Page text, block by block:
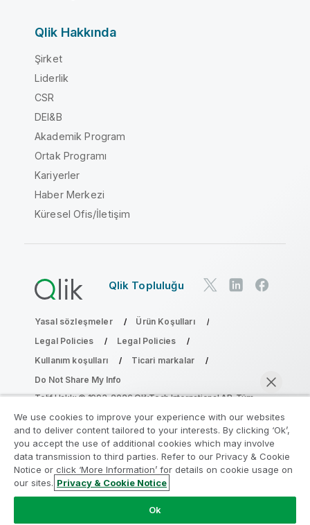
Şimdi sohbet et
Qlik Hakkında
Şirket
Liderlik
CSR
DEI&B
Akademik Program
Ortak Programı
Kariyerler
Haber Merkezi
Küresel Ofis/İletişim
Qlik Topluluğu
Yasal sözleşmeler
Ürün Koşulları
Legal Policies
Legal Policies
Kullanım koşulları
Ticari markalar
Do Not Share My Info
Telif Hakkı © 1993-2026 QlikTech International AB. Tüm
Analiz Modernleştirme Programına katılın
Analiz Modernleştirme Programı ile değerli QlikView
uygulamalarınızı ödün vermeden modernleştirin.
ulaşmak
We use cookies to improve your experience with our websites
and to deliver content tailored to your interests. By clicking ‘Ok’,
you accept the use of additional cookies which may involve
data transmission to third parties. Refer to our Privacy & Cookie
Notice or click ‘More Information’ for details on cookie usage on
our sites. Privacy & Cookie Notice
Ok